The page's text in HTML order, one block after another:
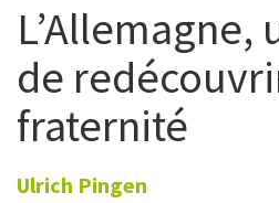
L’Allemagne,
de
fraternité
Ulrich Pingen